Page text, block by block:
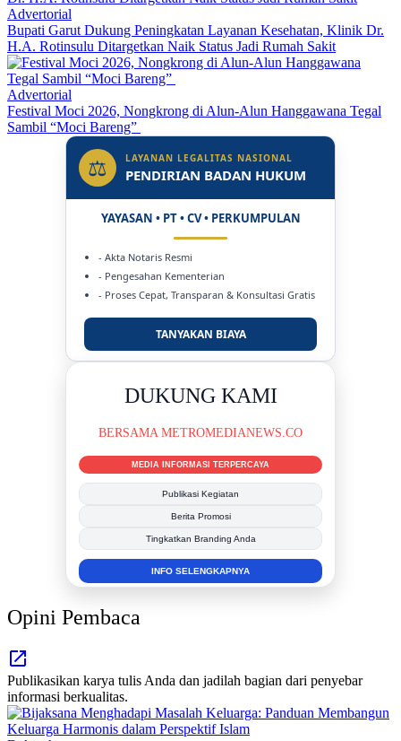
Advertorial
Bupati Garut Dukung Peningkatan Layanan Kesehatan, Klinik Dr.
H.A. Rotinsulu Ditargetkan Naik Status Jadi Rumah Sakit
Advertorial
Festival Moci 2026, Nongkrong di Alun-Alun Hanggawana Tegal
Sambil “Moci Bareng”
⚖ LAYANAN LEGALITAS NASIONAL
PENDIRIAN BADAN HUKUM
YAYASAN • PT • CV • PERKUMPULAN
- Akta Notaris Resmi
- Pengesahan Kementerian
- Proses Cepat, Transparan & Konsultasi Gratis
TANYAKAN BIAYA
DUKUNG KAMI
BERSAMA METROMEDIANEWS.CO
MEDIA INFORMASI TERPERCAYA
Publikasi Kegiatan
Berita Promosi
Tingkatkan Branding Anda
INFO SELENGKAPNYA
Opini Pembaca
Publikasikan karya tulis Anda dan jadilah bagian dari penyebar
informasi berkualitas.